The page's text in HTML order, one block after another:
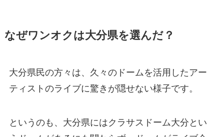
なぜワンオクは大分県を選んだ？
大分県民の方々は、久々のドームを活用したアー
ティストのライブに驚きが隠せない様子です。
というのも、大分県にはクラサスドーム大分とい